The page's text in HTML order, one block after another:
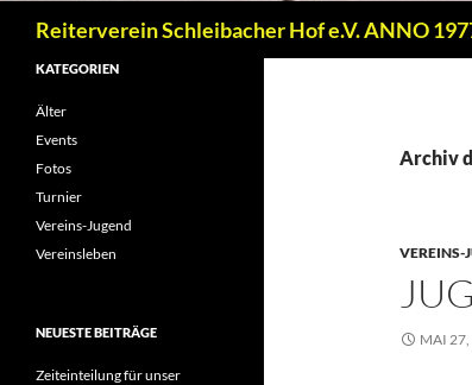
Reiterverein Schleibacher Hof e.V. ANNO
Archiv
VEREINS-
MAI
KATEGORIEN
Älter
Events
Fotos
Turnier
Vereins-Jugend
Vereinsleben
NEUESTE BEITRÄGE
Zeiteinteilung für unser